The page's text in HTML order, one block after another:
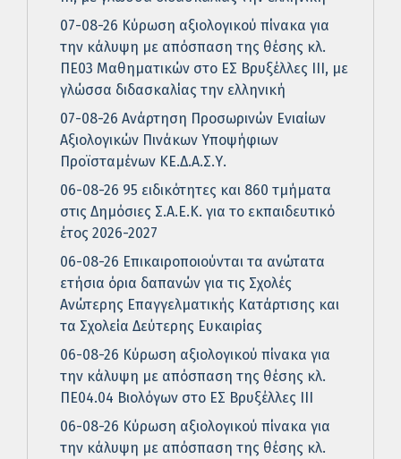
07-08-26 Κύρωση αξιολογικού πίνακα για
την κάλυψη με απόσπαση της θέσης κλ.
ΠΕ03 Μαθηματικών στο ΕΣ Βρυξέλλες ΙΙΙ, με
γλώσσα διδασκαλίας την ελληνική
07-08-26 Ανάρτηση Προσωρινών Ενιαίων
Αξιολογικών Πινάκων Υποψήφιων
Προϊσταμένων ΚΕ.Δ.Α.Σ.Υ.
06-08-26 95 ειδικότητες και 860 τμήματα
στις Δημόσιες Σ.Α.Ε.Κ. για το εκπαιδευτικό
έτος 2026-2027
06-08-26 Επικαιροποιούνται τα ανώτατα
ετήσια όρια δαπανών για τις Σχολές
Ανώτερης Επαγγελματικής Κατάρτισης και
τα Σχολεία Δεύτερης Ευκαιρίας
06-08-26 Κύρωση αξιολογικού πίνακα για
την κάλυψη με απόσπαση της θέσης κλ.
ΠΕ04.04 Βιολόγων στο ΕΣ Βρυξέλλες ΙΙΙ
06-08-26 Κύρωση αξιολογικού πίνακα για
την κάλυψη με απόσπαση της θέσης κλ.